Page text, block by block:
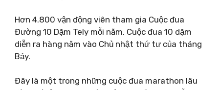
Hơn 4.800 vận động viên tham gia Cuộc đua
Đường 10 Dặm Tely mỗi năm. Cuộc đua 10 dặm
diễn ra hàng năm vào Chủ nhật thứ tư của tháng
Bảy.
Đây là một trong những cuộc đua marathon lâu